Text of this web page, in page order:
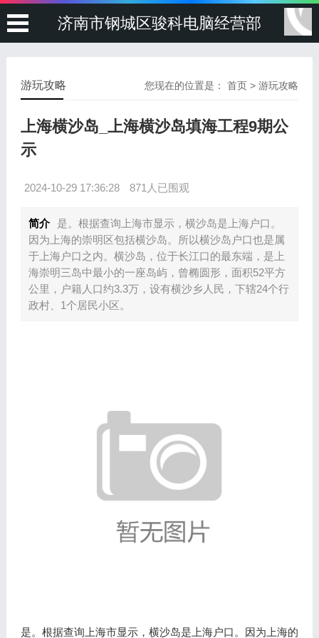
济南市钢城区骏科电脑经营部
您现在的位置是：首页 >游玩攻略
游玩攻略
上海横沙岛_上海横沙岛填海工程9期公
示
2024-10-29 17:36:28 871人已围观
简介
是。根据查询上海市显示，横沙岛是上海户口。
因为上海的崇明区包括横沙岛。所以横沙岛户口也是属
于上海户口之内。横沙岛，位于长江口的最东端，是上
海崇明三岛中最小的一座岛屿，曾椭圆形，面积52平方
公里，户籍人口约3.3万，设有横沙乡人民，下辖24个行
政村、1个居民小区。
是。根据查询上海市显示，横沙岛是上海户口。因为上海的